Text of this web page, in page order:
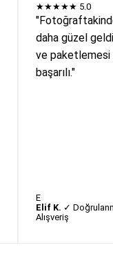
★★★★★ 5.0
daha güzel
ve paketlemesi
başarılı."
E
Elif K. ✓
Alışveriş